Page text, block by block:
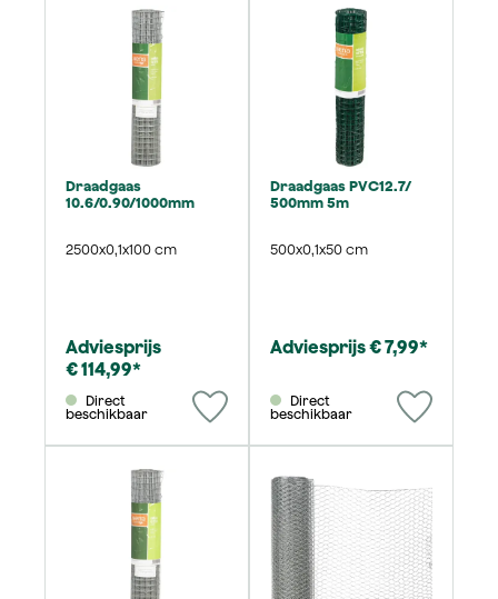
Draadgaas
10.6/0.90/1000mm
2500x0,1x100 cm
Adviesprijs
€ 114,99*
beschikbaar
Draadgaas PVC12.7/
500mm 5m
500x0,1x50 cm
Adviesprijs € 7,99*
beschikbaar